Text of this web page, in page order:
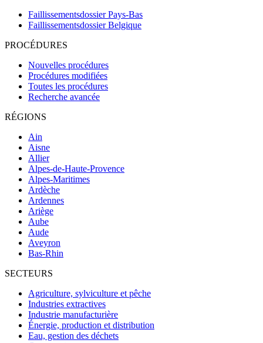
Faillissementsdossier Pays-Bas
Faillissementsdossier Belgique
PROCÉDURES
Nouvelles procédures
Procédures modifiées
Toutes les procédures
Recherche avancée
RÉGIONS
Ain
Aisne
Allier
Alpes-de-Haute-Provence
Alpes-Maritimes
Ardèche
Ardennes
Ariège
Aube
Aude
Aveyron
Bas-Rhin
SECTEURS
Agriculture, sylviculture et pêche
Industries extractives
Industrie manufacturière
Énergie, production et distribution
Eau, gestion des déchets